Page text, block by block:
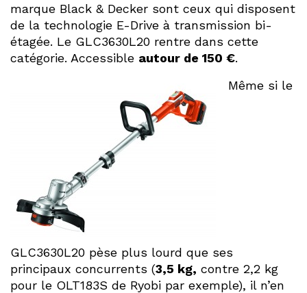
marque Black & Decker sont ceux qui disposent
de la technologie E-Drive à transmission bi-
étagée. Le GLC3630L20 rentre dans cette
catégorie. Accessible autour de 150 €.
Même si le
GLC3630L20 pèse plus lourd que ses
principaux concurrents (3,5 kg, contre 2,2 kg
pour le OLT183S de Ryobi par exemple), il n’en